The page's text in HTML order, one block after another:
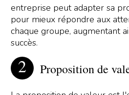
entreprise peut adapter sa
pour mieux répondre aux
chaque groupe, augmentant
succès.
Proposition de